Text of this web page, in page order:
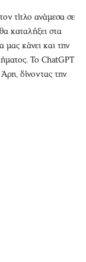
τίτλο ανάμεσα σε
καταλήξει στα
μας κάνει και την
Το ChatGPT
δίνοντας την